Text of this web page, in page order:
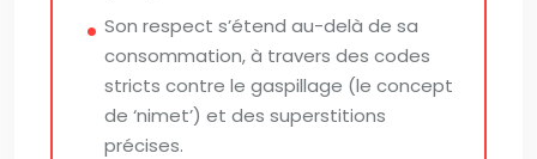
Son respect s’étend au-delà de sa
consommation, à travers des codes
stricts contre le gaspillage (le concept
de ‘nimet’) et des superstitions
précises.